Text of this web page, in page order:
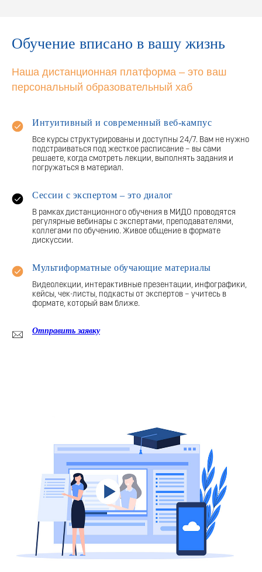
Обучение вписано в вашу жизнь
Наша дистанционная платформа – это ваш
персональный образовательный хаб
Интуитивный и современный веб-кампус
Все курсы структурированы и доступны 24/7. Вам не нужно
подстраиваться под жесткое расписание – вы сами
решаете, когда смотреть лекции, выполнять задания и
погружаться в материал.
Сессии с экспертом – это диалог
В рамках дистанционного обучения в МИДО проводятся
регулярные вебинары с экспертами, преподавателями,
коллегами по обучению. Живое общение в формате
дискуссии.
Мультиформатные обучающие материалы
Видеолекции, интерактивные презентации, инфографики,
кейсы, чек-листы, подкасты от экспертов – учитесь в
формате, который вам ближе.
Отправить заявку